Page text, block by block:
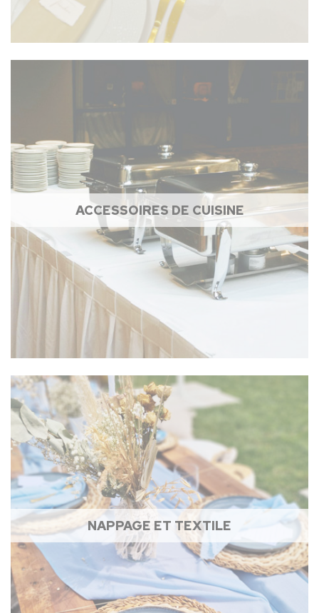
ACCESSOIRES DE CUISINE
NAPPAGE ET TEXTILE